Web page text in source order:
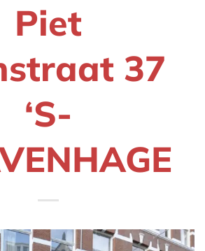
Piet
37
‘S-